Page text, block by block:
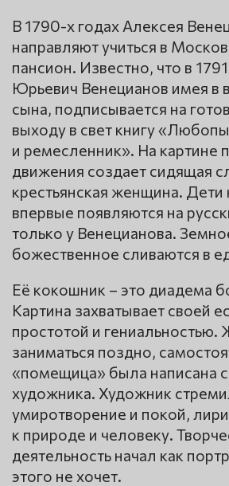
В 1790-х годах Алексея
направляют учиться в
пансион. Известно, что в
Юрьевич Венецианов имея в
сына, подписывается на
выходу в свет книгу
и ремесленник». На картине
движения создает сидящая
крестьянская женщина. Дети
впервые появляются на
только у Венецианова.
божественное сливаются в
Её кокошник – это диадема
Картина захватывает своей
простотой и гениальностью.
заниматься поздно,
«помещица» была написана
художника. Художник
умиротворение и покой,
к природе и человеку.
деятельность начал как
этого не хочет.